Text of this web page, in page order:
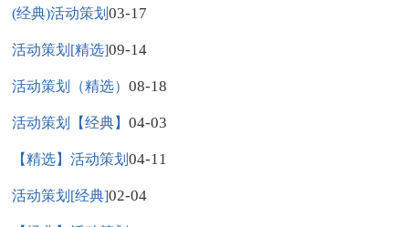
(经典)活动策划03-17
活动策划[精选]09-14
活动策划（精选）08-18
活动策划【经典】04-03
【精选】活动策划04-11
活动策划[经典]02-04